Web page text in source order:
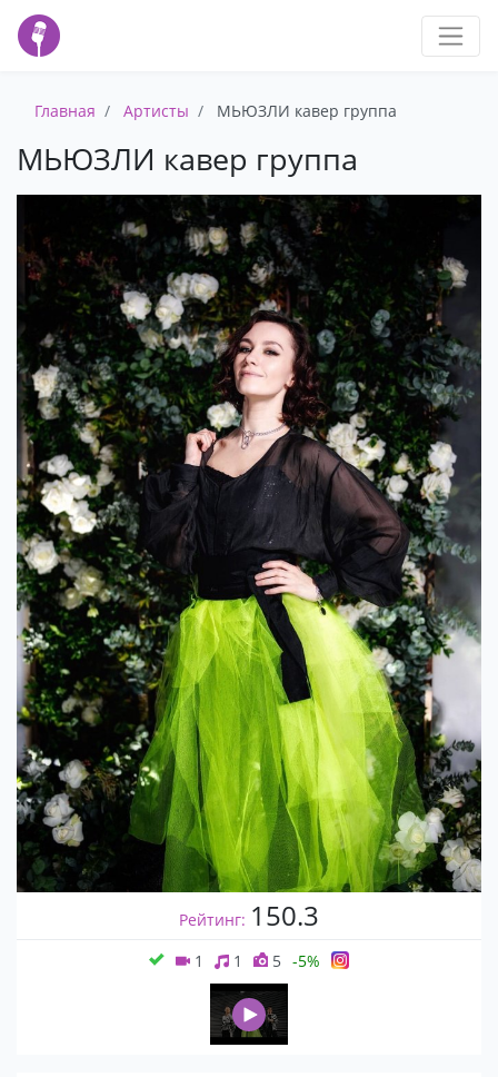
Главная Артисты МЬЮЗЛИ кавер группа
МЬЮЗЛИ кавер группа
Рейтинг: 150.3
1 1 5 -5%